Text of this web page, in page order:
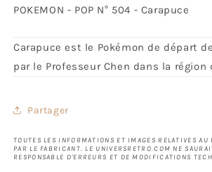
POKEMON - POP N° 504 - Carapuce
Carapuce est le Pokémon de départ
par le Professeur Chen dans la région
Partager
TOUTES LES INFORMATIONS ET IMAGES RELATIVES AU
PAR LE FABRICANT. LE UNIVERSRETRO.COM NE
RESPONSABLE D'ERREURS ET DE MODIFICATIONS